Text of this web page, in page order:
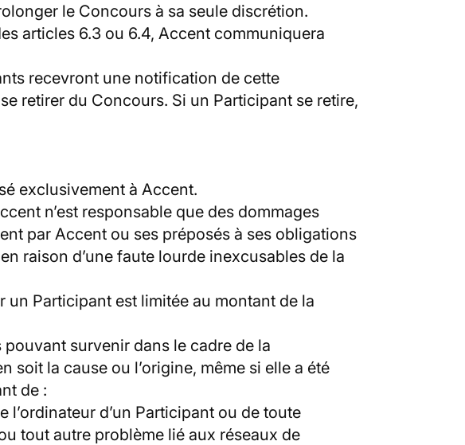
le Concours à sa seule discrétion.
articles 6.3 ou 6.4, Accent communiquera
recevront une notification de cette
retirer du Concours. Si un Participant se retire,
exclusivement à Accent.
n’est responsable que des dommages
par Accent ou ses préposés à ses obligations
raison d’une faute lourde inexcusables de la
un Participant est limitée au montant de la
survenir dans le cadre de la
soit la cause ou l’origine, même si elle a été
de :
d’un Participant ou de toute
tout autre problème lié aux réseaux de